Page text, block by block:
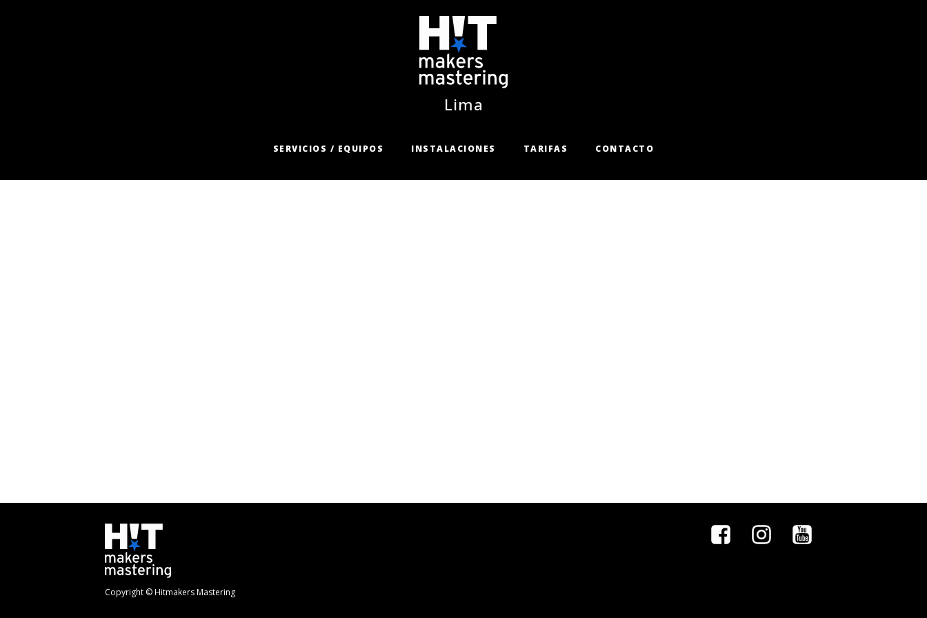
Lima
SERVICIOS / EQUIPOS INSTALACIONES TARIFAS CONTACTO
Copyright © Hitmakers Mastering